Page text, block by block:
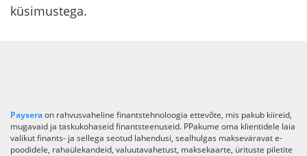
küsimustega.
Payseraon rahvusvaheline finantstehnoloogia ettevõte, mis pakub kiireid,
mugavaid ja taskukohaseid finantsteenuseid. PPakume oma klientidele laia
valikut finants- ja sellega seotud lahendusi, sealhulgas makseväravat e-
poodidele, rahaülekandeid, valuutavahetust, maksekaarte, ürituste piletite